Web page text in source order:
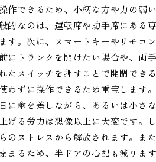
作できるため、小柄な方や力の弱
的なのは、運転席や助手席にある
す。次に、スマートキーやリモコ
にトランクを開けたい場合や、両
たスイッチを押すことで開閉でき
わずに操作できるため重宝します
に傘を差しながら、あるいは小さ
げる労力は想像以上に大変です。
のストレスから解放されます。ま
まるため、半ドアの心配も減りま